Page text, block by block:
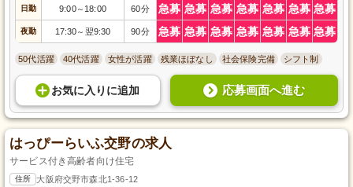
日勤 9:00～ 18:00 60分 急募 急募 急募 急募 急募 急募 急募
夜勤 17:30～ 翌9:30 90分 急募 急募 急募 急募 急募 急募 急募
50代活躍 40代活躍 女性が活躍 残業ほぼなし 社会保険完備 シフト制
お気に入り に追加 応募画面へ進む
はっぴーらいふ交野の求人
サービス付き高齢者向け住宅
住所 大阪府交野市森北1-36-12